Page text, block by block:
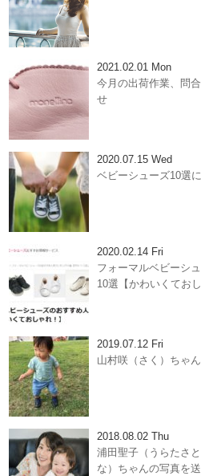
2021.02.01 Mon
今月の出荷作業、問
せ
2020.07.15 Wed
ベビーシューズ10選
2020.02.14 Fri
フォーマルベビーシ
10選【かわいくてお
2019.07.12 Fri
山村咲（さく）ちゃ
2018.08.02 Thu
浦田聖子（うらたさ
な）ちゃんの写真を